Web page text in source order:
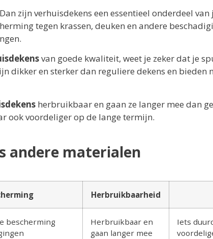
zijn verhuisdekens een essentieel onderdeel van
tegen krassen, deuken en andere
van goede kwaliteit, weet je zeker dat je
dikker en sterker dan reguliere dekens en
herbruikbaar en gaan ze langer mee dan
ook voordeliger op de lange termijn.
andere materialen
Herbruikbaarheid
bescherming
Herbruikbaar en
gaan langer mee
Iets